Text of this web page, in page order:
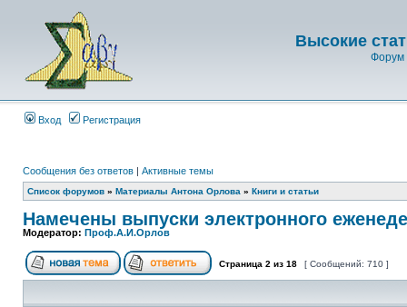
Высокие
Форум
Вход Регистрация
Сообщения без ответов | Активные темы
Список форумов » Материалы Антона Орлова » Книги и статьи
Намечены выпуски электронного
Модератор: Проф.А.И.Орлов
Страница 2 из 18 [ Сообщений: 710 ]